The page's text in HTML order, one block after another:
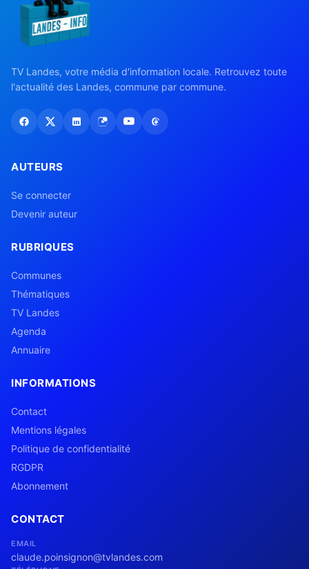
TV Landes, votre média d'information locale. Retrouvez toute
l'actualité des Landes, commune par commune.
AUTEURS
Se connecter
Devenir auteur
RUBRIQUES
Communes
Thématiques
TV Landes
Agenda
Annuaire
INFORMATIONS
Contact
Mentions légales
Politique de confidentialité
RGDPR
Abonnement
CONTACT
EMAIL
claude.poinsignon@tvlandes.com